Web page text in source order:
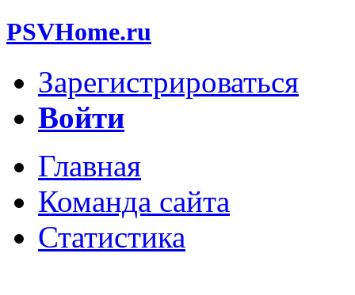
PSVHome.ru
Зарегистрироваться
Войти
Главная
Команда сайта
Статистика